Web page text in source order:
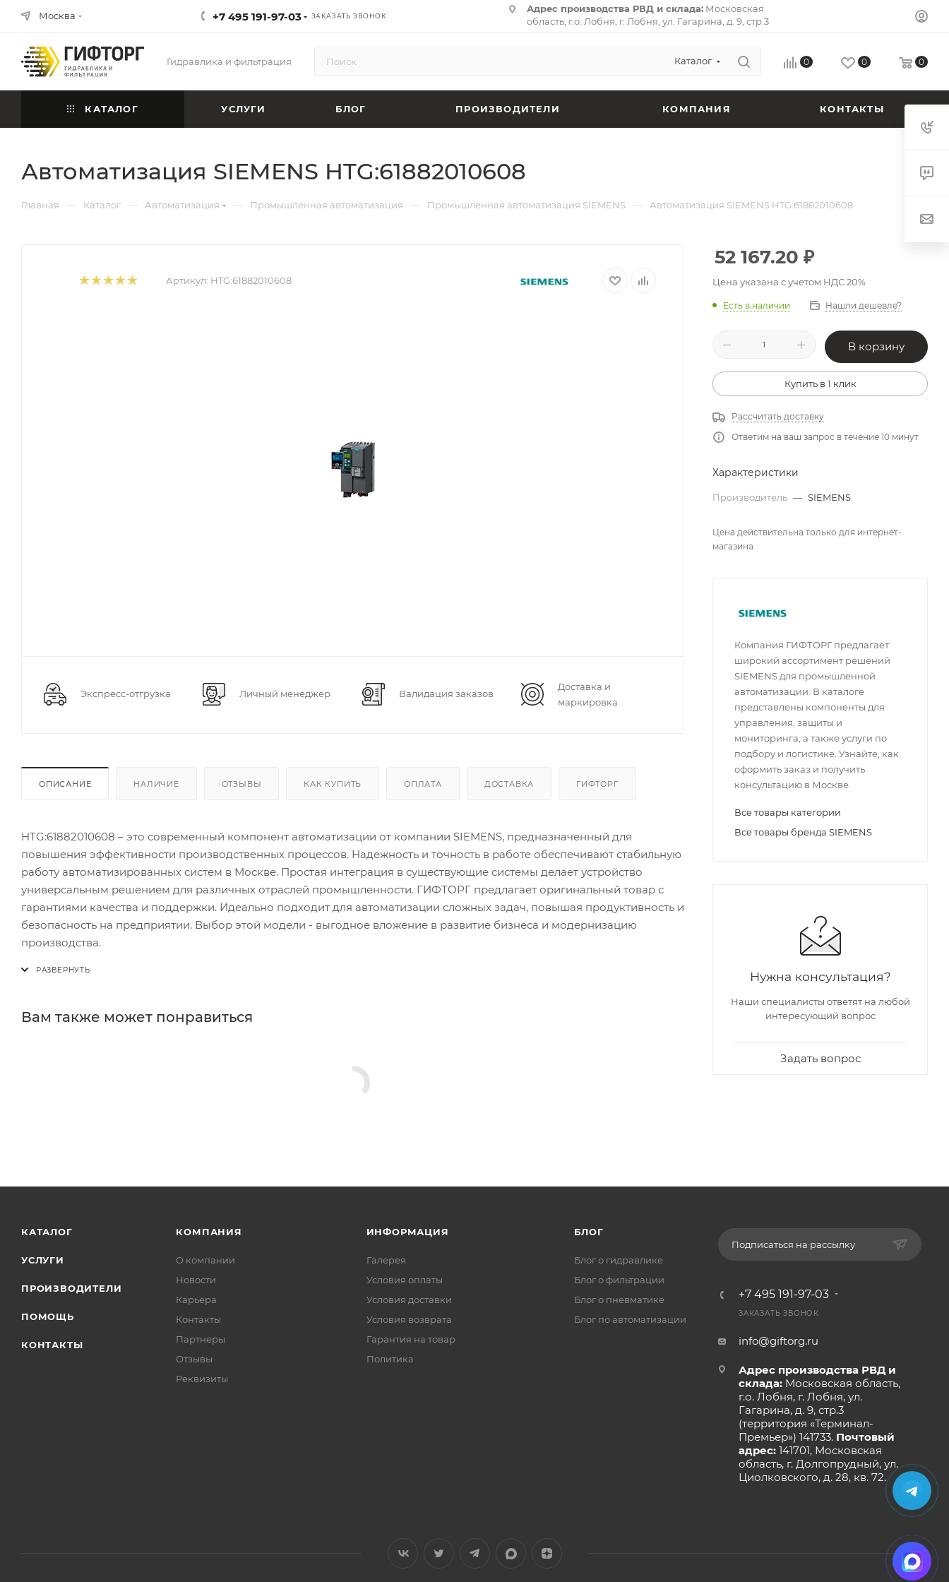
Москва +7 495 191-97-03 ЗАКАЗАТЬ ЗВОНОК
Адрес производства РВД и склада: Московская
область, г.о. Лобня, г. Лобня, ул. Гагарина, д. 9, стр.3
Гидравлика и фильтрация Каталог 0 0 0
КАТАЛОГ УСЛУГИ БЛОГ ПРОИЗВОДИТЕЛИ КОМПАНИЯ КОНТАКТЫ
Автоматизация SIEMENS HTG:61882010608
Главная — Каталог — Автоматизация — Промышленная автоматизация — Промышленная автоматизация SIEMENS — Автоматизация SIEMENS HTG:61882010608
Артикул: HTG:61882010608
Экспресс-отгрузка Личный менеджер Валидация заказов
Доставка и
маркировка
ОПИСАНИЕ НАЛИЧИЕ ОТЗЫВЫ КАК КУПИТЬ ОПЛАТА ДОСТАВКА ГИФТОРГ
HTG:61882010608 – это современный компонент автоматизации от компании SIEMENS, предназначенный для
повышения эффективности производственных процессов. Надежность и точность в работе обеспечивают стабильную
работу автоматизированных систем в Москве. Простая интеграция в существующие системы делает устройство
универсальным решением для различных отраслей промышленности. ГИФТОРГ предлагает оригинальный товар с
гарантиями качества и поддержки. Идеально подходит для автоматизации сложных задач, повышая продуктивность и
безопасность на предприятии. Выбор этой модели - выгодное вложение в развитие бизнеса и модернизацию
производства.
Вам также может понравиться
52 167.20 ₽
Цена указана с учетом НДС 20%
Есть в наличии Нашли дешевле?
В корзину
Купить в 1 клик
Рассчитать доставку
Ответим на ваш запрос в течение 10 минут
Характеристики
Производитель — SIEMENS
Цена действительна только для интернет-
магазина
Компания ГИФТОРГ предлагает
широкий ассортимент решений
SIEMENS для промышленной
автоматизации. В каталоге
представлены компоненты для
управления, защиты и
мониторинга, а также услуги по
подбору и логистике. Узнайте, как
оформить заказ и получить
консультацию в Москве.
Все товары категории
Все товары бренда SIEMENS
Нужна консультация?
Наши специалисты ответят на любой
интересующий вопрос
Задать вопрос
КАТАЛОГ
УСЛУГИ
ПРОИЗВОДИТЕЛИ
ПОМОЩЬ
КОНТАКТЫ
КОМПАНИЯ
О компании
Новости
Карьера
Контакты
Партнеры
Отзывы
Реквизиты
ИНФОРМАЦИЯ
Галерея
Условия оплаты
Условия доставки
Условия возврата
Гарантия на товар
Политика
БЛОГ
Блог о гидравлике
Блог о фильтрации
Блог о пневматике
Блог по автоматизации
Подписаться на рассылку
+7 495 191-97-03
ЗАКАЗАТЬ ЗВОНОК
info@giftorg.ru
Адрес производства РВД и
склада:Московская область,
г.о. Лобня, г. Лобня, ул.
Гагарина, д. 9, стр.3
(территория «Терминал-
Премьер») 141733. Почтовый
адрес:141701, Московская
область, г. Долгопрудный, ул.
Циолковского, д. 28, кв. 72.